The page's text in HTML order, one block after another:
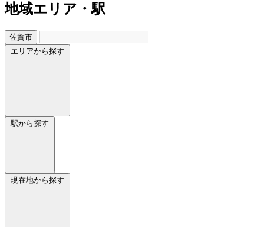
地域エリア・駅
佐賀市
エリアから探す
駅から探す
現在地から探す